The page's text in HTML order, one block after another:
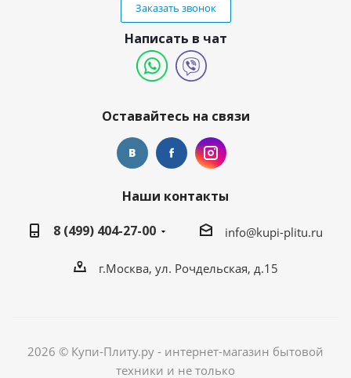
Заказать звонок
Написать в чат
Оставайтесь на связи
Наши контакты
8 (499) 404-27-00
info@kupi-plitu.ru
г.Москва, ул. Рочдельская, д.15
2026 © Купи-Плиту.ру - интернет-магазин бытовой
техники и не только